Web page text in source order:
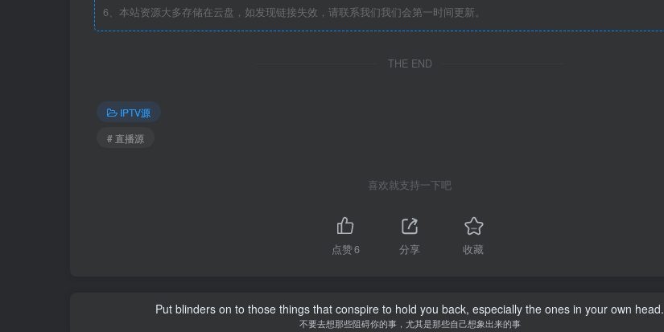
6、本站资源大多存储在云盘，如发现链接失效，请联系我们我们会第一时间更新。
THE END
IPTV源
# 直播源
喜欢就支持一下吧
点赞6 分享 收藏
Put blinders on to those things that conspire to hold you back, especially the ones in your own head.
不要去想那些阻碍你的事，尤其是那些自己想象出来的事